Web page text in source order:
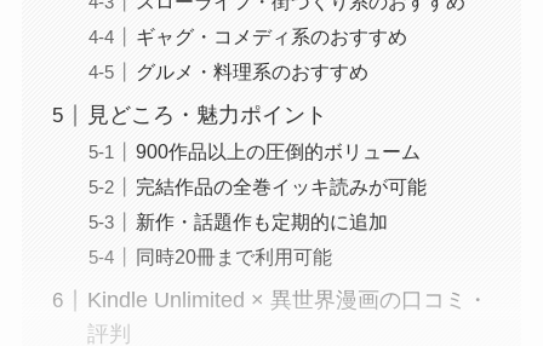
ギャグ・コメディ系のおすすめ
グルメ・料理系のおすすめ
見どころ・魅力ポイント
900作品以上の圧倒的ボリューム
完結作品の全巻イッキ読みが可能
新作・話題作も定期的に追加
同時20冊まで利用可能
Kindle Unlimited × 異世界漫画の口コミ・
評判